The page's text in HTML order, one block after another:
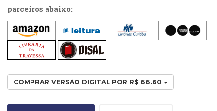
de
referência
(48)
PNL
(Programação
(41)
Psicodrama
parceiros abaixo:
COMPRAR VERSÃO DIGITAL POR R$ 66.60